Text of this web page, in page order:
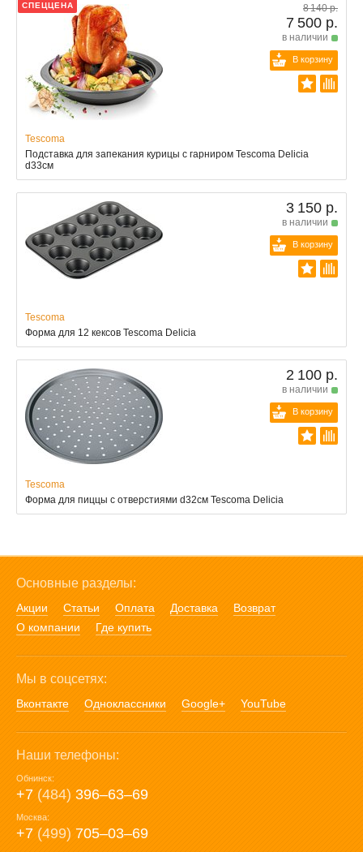
СПЕЦЦЕНА 8 140 р.
7 500 р.
в наличии
В корзину
Tescoma
Подставка для запекания курицы с гарниром Tescoma Delicia
d33см
3 150 р.
в наличии
В корзину
Tescoma
Форма для 12 кексов Tescoma Delicia
2 100 р.
в наличии
В корзину
Tescoma
Форма для пиццы с отверстиями d32см Tescoma Delicia
Основные разделы:
Акции Статьи Оплата Доставка
Возврат
О компании
Где купить
Мы в соцсетях:
Вконтакте Одноклассники Google+ YouTube
Наши телефоны:
Обнинск:
+7 (484) 396‒63‒69
Москва:
+7 (499) 705‒03‒69